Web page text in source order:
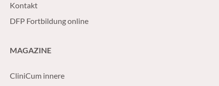
Kontakt
DFP Fortbildung online
MAGAZINE
CliniCum innere